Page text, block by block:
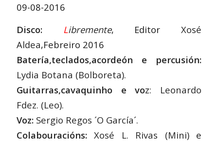
09-08-2016
Disco:
Libremente, EditorXosé
Aldea,Febreiro 2016
Batería,teclados,acordeón e percusión:
Lydia Botana (Bolboreta).
Guitarras,cavaquinho e voz: Leonardo
Fdez. (Leo).
Voz: Sergio Regos ´O García´.
Colabouracións: Xosé L. Rivas (Mini)e